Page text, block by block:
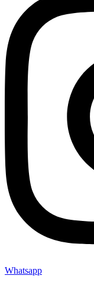
Whatsapp